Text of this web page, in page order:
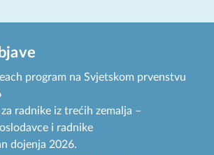
program na Svjetskom prvenstvu
radnike iz trećih zemalja –
i radnike
dojenja 2026.